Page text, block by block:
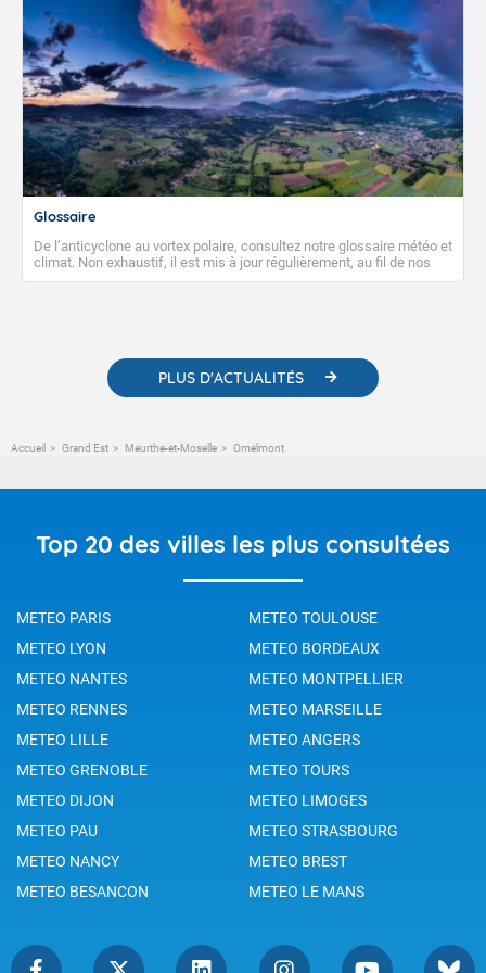
Glossaire
De l’anticyclone au vortex polaire, consultez notre glossaire météo et
climat. Non exhaustif, il est mis à jour régulièrement, au fil de nos
publications. Vous y trouverez également des liens utiles vers nos
PLUS D'ACTUALITÉS
Accueil Grand Est Meurthe-et-Moselle Omelmont
Top 20 des villes les plus consultées
METEO PARIS
METEO TOULOUSE
METEO LYON
METEO BORDEAUX
METEO NANTES
METEO MONTPELLIER
METEO RENNES
METEO MARSEILLE
METEO LILLE
METEO ANGERS
METEO GRENOBLE
METEO TOURS
METEO DIJON
METEO LIMOGES
METEO PAU
METEO STRASBOURG
METEO NANCY
METEO BREST
METEO BESANCON
METEO LE MANS